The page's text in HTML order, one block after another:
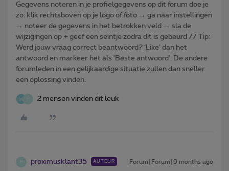
Gegevens noteren in je profielgegevens op dit forum doe je
zo: klik rechtsboven op je logo of foto → ga naar instellingen
→ noteer de gegevens in het betrokken veld → sla de
wijzigingen op + geef een seintje zodra dit is gebeurd // Tip:
Werd jouw vraag correct beantwoord? ‘Like’ dan het
antwoord en markeer het als 'Beste antwoord'. De andere
forumleden in een gelijkaardige situatie zullen dan sneller
een oplossing vinden.
P 2 mensen vinden dit leuk
P proximusklant35 AUTEUR Forum|Forum|9 months ago